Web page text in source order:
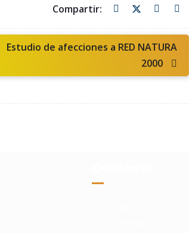
Estudio de afecciones a RED NATURA
2000